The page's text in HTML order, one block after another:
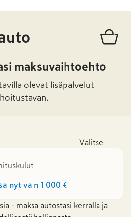
maksuvaihtoehto
olevat lisäpalvelut
Valitse
nyt vain 1 000 €
- maksa autostasi kerralla ja